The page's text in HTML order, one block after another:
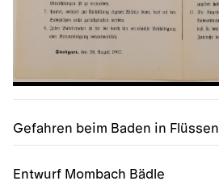
Gefahren beim Baden in Flüssen
Entwurf Mombach Bädle